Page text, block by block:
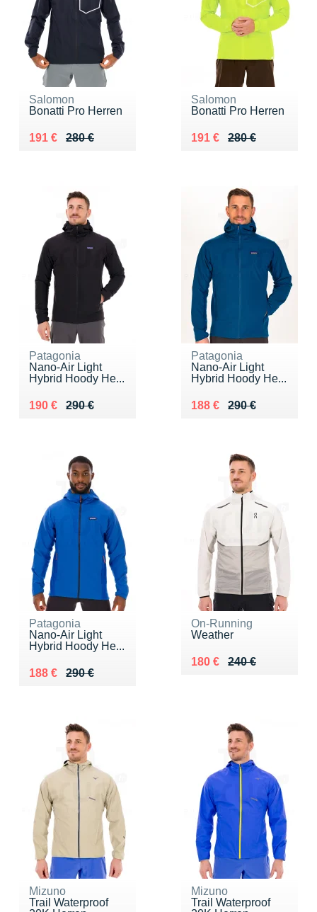
Salomon
Bonatti Pro Herren
280 €
Au lieu de 280 €
191 €
Vendu 191 €
Salomon
Bonatti Pro Herren
280 €
Au lieu de 280 €
191 €
Vendu 191 €
Patagonia
Nano-Air Light
Hybrid Hoody He...
290 €
Au lieu de 290 €
190 €
Vendu 190 €
Patagonia
Nano-Air Light
Hybrid Hoody He...
290 €
Au lieu de 290 €
188 €
Vendu 188 €
Patagonia
Nano-Air Light
Hybrid Hoody He...
290 €
Au lieu de 290 €
188 €
Vendu 188 €
On-Running
Weather
240 €
Au lieu de 240 €
180 €
Vendu 180 €
Mizuno
Trail Waterproof
Mizuno
Trail Waterproof